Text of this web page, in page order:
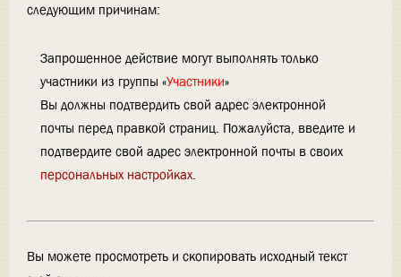
следующим причинам:
Запрошенное действие могут выполнять только
участники из группы «Участники»
Вы должны подтвердить свой адрес электронной
почты перед правкой страниц. Пожалуйста, введите и
подтвердите свой адрес электронной почты в своих
персональных настройках.
Вы можете просмотреть и скопировать исходный текст